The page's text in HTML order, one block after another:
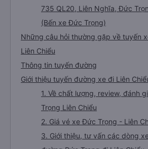
735 QL20, Liên Nghĩa, Đức
(Bến xe Đức Trọng)
Những câu hỏi thường gặp về tuyến
Liên Chiểu
Thông tin tuyến đường
Giới thiệu tuyến đường xe đi Liên
1. Về chất lượng, review, đánh
Trọng Liên Chiểu
2. Giá vé xe Đức Trọng - Liên
3. Giới thiệu, tư vấn các dòng